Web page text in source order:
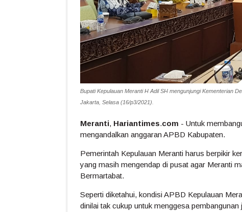
Bupati Kepulauan Meranti H Adil SH mengunjungi Kementerian
Jakarta, Selasa (16/p3/2021).
Meranti, Hariantimes.com - Untuk
mengandalkan anggaran APBD Kabupaten.
Pemerintah Kepulauan Meranti harus berpikir
yang masih mengendap di pusat agar Meranti
Bermartabat.
Seperti diketahui, kondisi APBD Kepulauan
dinilai tak cukup untuk menggesa